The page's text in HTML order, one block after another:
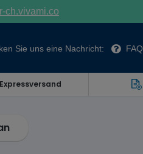
ch.vivami.co
Sie uns eine Nachricht: FAQ